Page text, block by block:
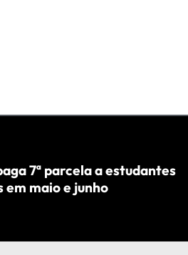
7ª parcela a estudantes
em maio e junho